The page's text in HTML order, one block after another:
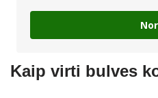
Kaip virti bulves